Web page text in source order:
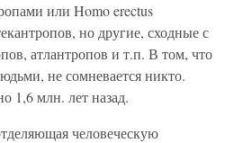
или Homo erectus
но другие, сходные с
атлантропов и т.п. В том, что
не сомневается никто.
1,6 млн. лет назад.
человеческую